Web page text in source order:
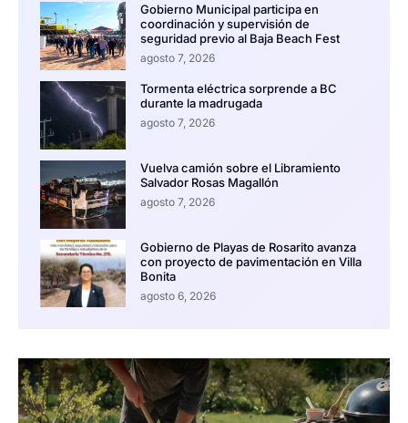
Gobierno Municipal participa en
coordinación y supervisión de
seguridad previo al Baja Beach Fest
agosto 7, 2026
Tormenta eléctrica sorprende a BC
durante la madrugada
agosto 7, 2026
Vuelva camión sobre el Libramiento
Salvador Rosas Magallón
agosto 7, 2026
Gobierno de Playas de Rosarito avanza
con proyecto de pavimentación en Villa
Bonita
agosto 6, 2026